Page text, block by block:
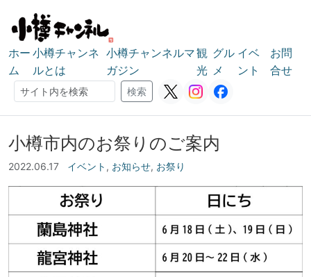
ホー
ム
小樽チャンネ
ルとは
小樽チャンネルマ
ガジン
観
光
グル
メ
イベ
ント
お問
合せ
検索
検索
小樽市内のお祭りのご案内
2022.06.17 イベント , お知らせ, お祭り